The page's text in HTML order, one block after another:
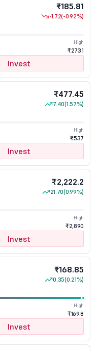
₹185.81
-1.72(-0.92%)
High
₹273.1
Invest
₹477.45
7.40(1.57%)
High
₹537
Invest
₹2,222.2
21.70(0.99%)
High
₹2,890
Invest
₹168.85
0.35(0.21%)
High
₹169.8
Invest